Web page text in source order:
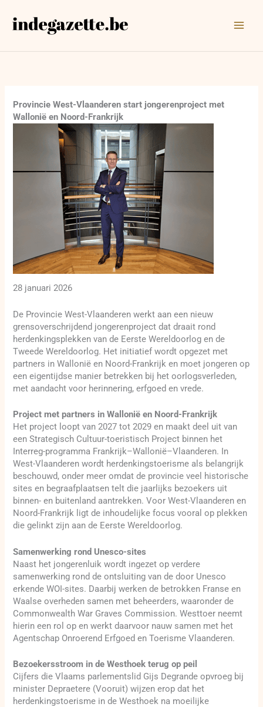
naar
Provincie West-Vlaanderen start jongerenproject met
Wallonië en Noord-Frankrijk
28 januari 2026
De Provincie West-Vlaanderen werkt aan een nieuw
grensoverschrijdend jongerenproject dat draait rond
herdenkingsplekken van de Eerste Wereldoorlog en de
Tweede Wereldoorlog. Het initiatief wordt opgezet met
partners in Wallonië en Noord-Frankrijk en moet jongeren op
een eigentijdse manier betrekken bij het oorlogsverleden,
met aandacht voor herinnering, erfgoed en vrede.
Project met partners in Wallonië en Noord-Frankrijk
Het project loopt van 2027 tot 2029 en maakt deel uit van
een Strategisch Cultuur-toeristisch Project binnen het
Interreg-programma Frankrijk–Wallonië–Vlaanderen. In
West-Vlaanderen wordt herdenkingstoerisme als belangrijk
beschouwd, onder meer omdat de provincie veel historische
sites en begraafplaatsen telt die jaarlijks bezoekers uit
binnen- en buitenland aantrekken. Voor West-Vlaanderen en
Noord-Frankrijk ligt de inhoudelijke focus vooral op plekken
die gelinkt zijn aan de Eerste Wereldoorlog.
Samenwerking rond Unesco-sites
Naast het jongerenluik wordt ingezet op verdere
samenwerking rond de ontsluiting van de door Unesco
erkende WOI-sites. Daarbij werken de betrokken Franse en
Waalse overheden samen met beheerders, waaronder de
Commonwealth War Graves Commission. Westtoer neemt
hierin een rol op en werkt daarvoor nauw samen met het
Agentschap Onroerend Erfgoed en Toerisme Vlaanderen.
Bezoekersstroom in de Westhoek terug op peil
Cijfers die Vlaams parlementslid Gijs Degrande opvroeg bij
minister Depraetere (Vooruit) wijzen erop dat het
herdenkingstoerisme in de Westhoek na moeilijke